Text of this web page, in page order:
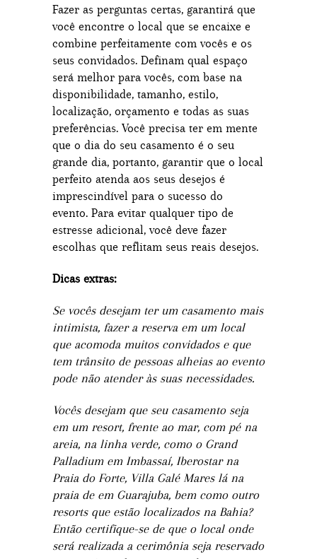
Fazer as perguntas certas, garantirá que
você encontre o local que se encaixe e
combine perfeitamente com vocês e os
seus convidados. Definam qual espaço
será melhor para vocês, com base na
disponibilidade, tamanho, estilo,
localização, orçamento e todas as suas
preferências. Você precisa ter em mente
que o dia do seu casamento é o seu
grande dia, portanto, garantir que o local
perfeito atenda aos seus desejos é
imprescindível para o sucesso do
evento. Para evitar qualquer tipo de
estresse adicional, você deve fazer
escolhas que reflitam seus reais desejos.
Dicas extras:
Se vocês desejam ter um casamento mais
intimista, fazer a reserva em um local
que acomoda muitos convidados e que
tem trânsito de pessoas alheias ao evento
pode não atender às suas necessidades.
Vocês desejam que seu casamento seja
em um resort, frente ao mar, com pé na
areia, na linha verde, como o Grand
Palladium em Imbassaí, Iberostar na
Praia do Forte, Villa Galé Mares lá na
praia de em Guarajuba, bem como outro
resorts que estão localizados na Bahia?
Então certifique-se de que o local onde
será realizada a cerimônia seja reservado